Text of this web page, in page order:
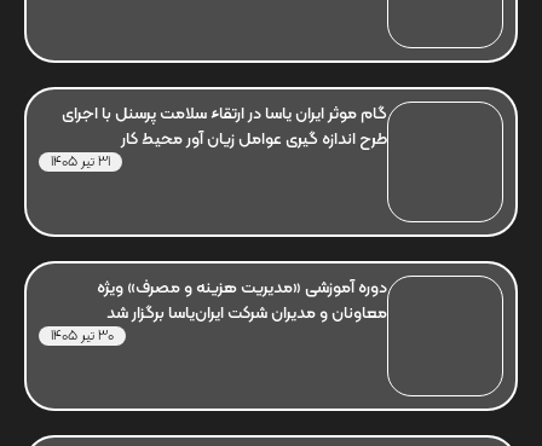
گام موثر ایران یاسا در ارتقاء سلامت پرسنل با اجرای
طرح اندازه گیری عوامل زیان آور محیط کار
31 تیر 1405
دوره آموزشی «مدیریت هزینه و مصرف» ویژه
معاونان و مدیران شرکت ایران‌یاسا برگزار شد
30 تیر 1405